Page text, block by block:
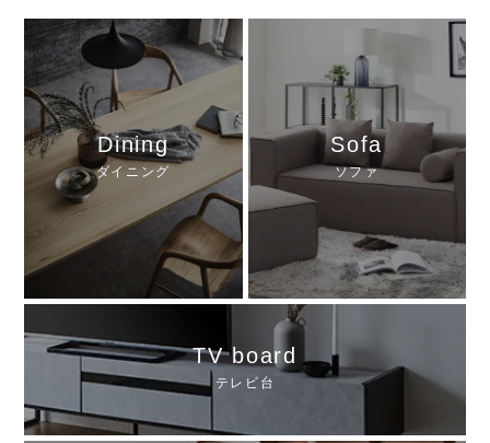
Dining
ダイニング
Sofa
ソファ
TV board
テレビ台